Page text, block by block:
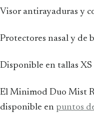
Visor antirayaduras y
Protectores nasal y de
Disponible en tallas
El Minimod Duo Mist
disponible en puntos